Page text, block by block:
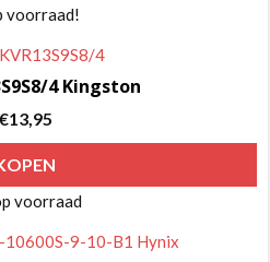
voorraad!
4 Kingston
€13,95
voorraad